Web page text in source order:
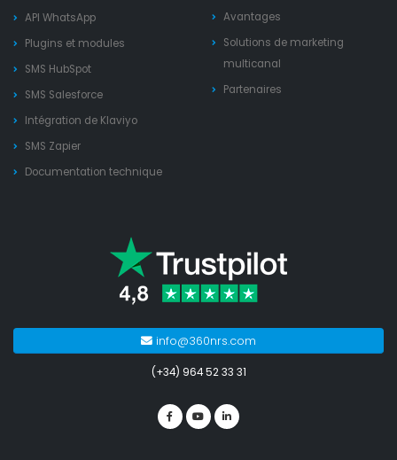
API WhatsApp
Plugins et modules
SMS HubSpot
SMS Salesforce
Intégration de Klaviyo
SMS Zapier
Documentation technique
Avantages
Solutions de marketing
multicanal
Partenaires
info@360nrs.com
(+34) 964 52 33 31